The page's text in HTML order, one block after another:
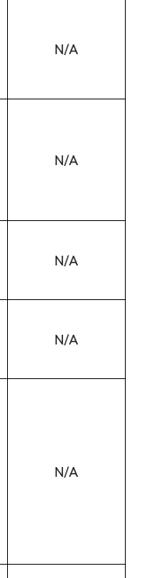
N/A
N/A
N/A
N/A
N/A